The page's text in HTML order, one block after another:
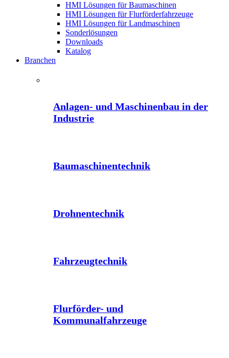
HMI Lösungen für Baumaschinen
HMI Lösungen für Flurförderfahrzeuge
HMI Lösungen für Landmaschinen
Sonderlösungen
Downloads
Katalog
Branchen
Anlagen- und Maschinenbau in der
Industrie
Baumaschinentechnik
Drohnentechnik
Fahrzeugtechnik
Flurförder- und
Kommunalfahrzeuge